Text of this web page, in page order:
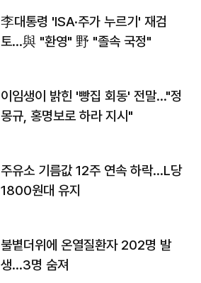
李대통령 'ISA·주가 누르기' 재검
토…與 "환영" 野 "졸속 국정"
이임생이 밝힌 '빵집 회동' 전말…"정
몽규, 홍명보로 하라 지시"
주유소 기름값 12주 연속 하락…L당
1800원대 유지
불볕더위에 온열질환자 202명 발
생…3명 숨져